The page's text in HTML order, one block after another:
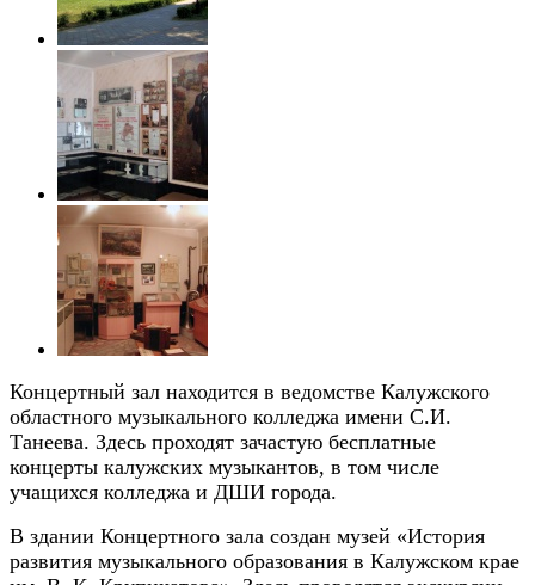
Концертный зал находится в ведомстве Калужского
областного музыкального колледжа имени С.И.
Танеева. Здесь проходят зачастую бесплатные
концерты калужских музыкантов, в том числе
учащихся колледжа и ДШИ города.
В здании Концертного зала создан музей «История
развития музыкального образования в Калужском крае